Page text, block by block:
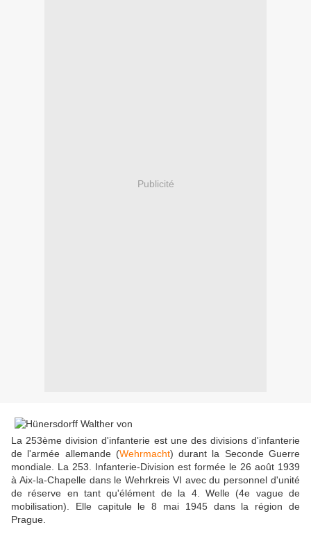
Publicité
La 253ème division d'infanterie est une des divisions d'infanterie
de l'armée allemande (Wehrmacht) durant la Seconde Guerre
mondiale. La 253. Infanterie-Division est formée le 26 août 1939
à Aix-la-Chapelle dans le Wehrkreis VI avec du personnel d'unité
de réserve en tant qu'élément de la 4. Welle (4e vague de
mobilisation). Elle capitule le 8 mai 1945 dans la région de
Prague.